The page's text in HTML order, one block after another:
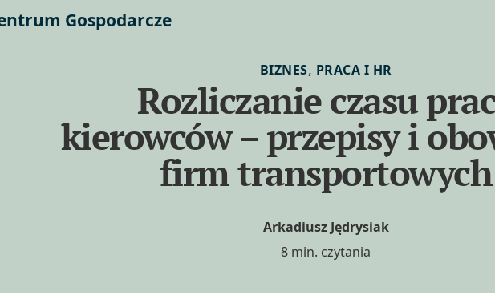
Gospodarcze
BIZNES, PRACA I HR
Rozliczanie czasu
kierowców – przepisy i
firm transportowych
Arkadiusz Jędrysiak
8 min. czytania